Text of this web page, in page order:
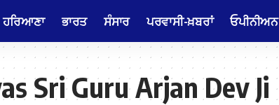
ਹਰਿਆਣਾ ਭਾਰਤ ਸੰਸਾਰ ਪਰਵਾਸੀ-ਖ਼ਬਰਾਂ ਓਪੀਨੀਅਨ
Sri Guru Arjan Dev Ji